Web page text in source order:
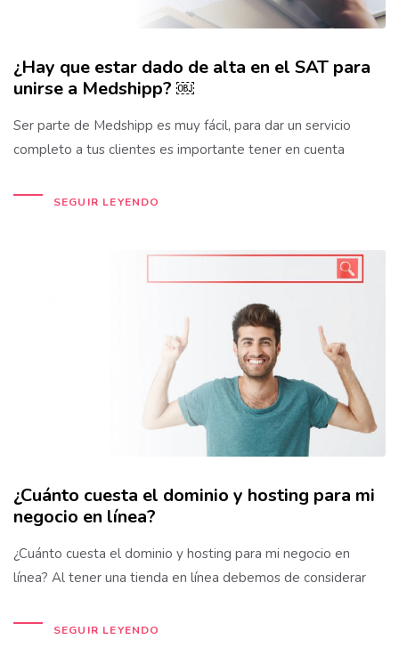
¿Hay que estar dado de alta en el SAT para
unirse a Medshipp? ￼
Ser parte de Medshipp es muy fácil, para dar un servicio
completo a tus clientes es importante tener en cuenta
SEGUIR LEYENDO
¿Cuánto cuesta el dominio y hosting para mi
negocio en línea?
¿Cuánto cuesta el dominio y hosting para mi negocio en
línea? Al tener una tienda en línea debemos de considerar
SEGUIR LEYENDO